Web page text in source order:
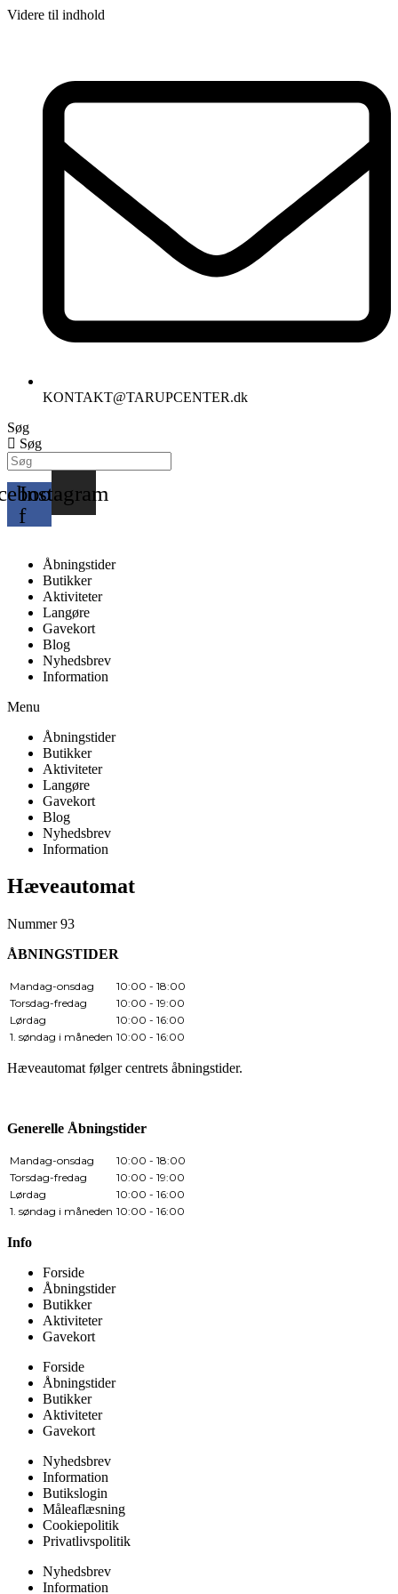
Videre til indhold
KONTAKT@TARUPCENTER.dk
Søg
Søg
f
Instagram
Åbningstider
Butikker
Aktiviteter
Langøre
Gavekort
Blog
Nyhedsbrev
Information
Menu
Åbningstider
Butikker
Aktiviteter
Langøre
Gavekort
Blog
Nyhedsbrev
Information
Hæveautomat
Nummer 93
ÅBNINGSTIDER
Mandag-onsdag
10:00 - 18:00
Torsdag-fredag
10:00 - 19:00
Lørdag
10:00 - 16:00
1. søndag i måneden 10:00 - 16:00
Hæveautomat følger centrets åbningstider.
Generelle Åbningstider
Mandag-onsdag
10:00 - 18:00
Torsdag-fredag
10:00 - 19:00
Lørdag
10:00 - 16:00
1. søndag i måneden 10:00 - 16:00
Info
Forside
Åbningstider
Butikker
Aktiviteter
Gavekort
Forside
Åbningstider
Butikker
Aktiviteter
Gavekort
Nyhedsbrev
Information
Butikslogin
Måleaflæsning
Cookiepolitik
Privatlivspolitik
Nyhedsbrev
Information